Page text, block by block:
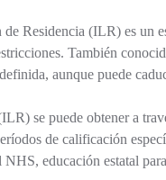
Residencia (ILR) es un
También
aunque puede
se puede obtener a
de calificación
educación estatal